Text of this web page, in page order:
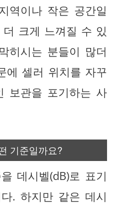
역이나 작은 공간일
크게 느껴질 수 있
히시는 분들이 많더
에 셀러 위치를 자꾸
보관을 포기하는 사
기준일까요?
데시벨(dB)로 표기
. 하지만 같은 데시